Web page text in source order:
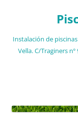
Instalación de
Vella. C/Traginers nº